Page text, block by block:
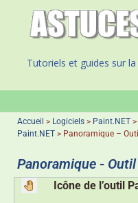
Tutoriels et guides sur
Accueil > Logiciels > Paint.NET >
Paint.NET > Panoramique –
Panoramique -
Icône de l’outil